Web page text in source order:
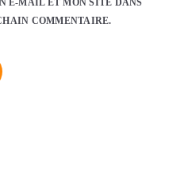
E-MAIL ET MON SITE DANS
COMMENTAIRE.